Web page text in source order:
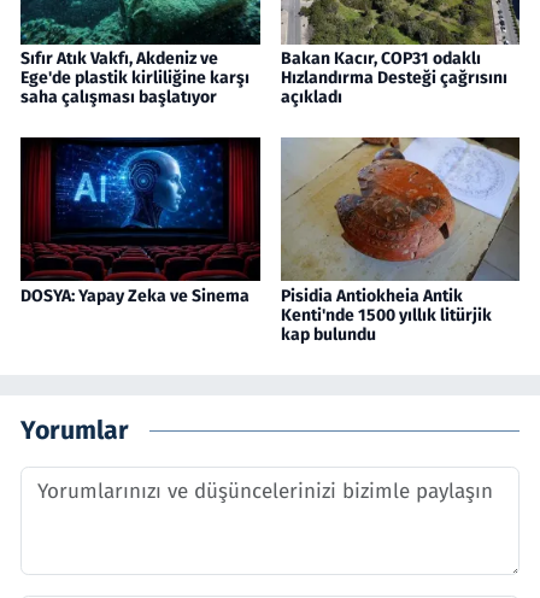
Sıfır Atık Vakfı, Akdeniz ve
Ege'de plastik kirliliğine karşı
saha çalışması başlatıyor
Bakan Kacır, COP31 odaklı
Hızlandırma Desteği çağrısını
açıkladı
DOSYA: Yapay Zeka ve Sinema
Pisidia Antiokheia Antik
Kenti'nde 1500 yıllık litürjik
kap bulundu
Yorumlar